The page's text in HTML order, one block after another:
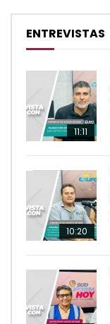
ENTREVISTAS
11:11
10:20